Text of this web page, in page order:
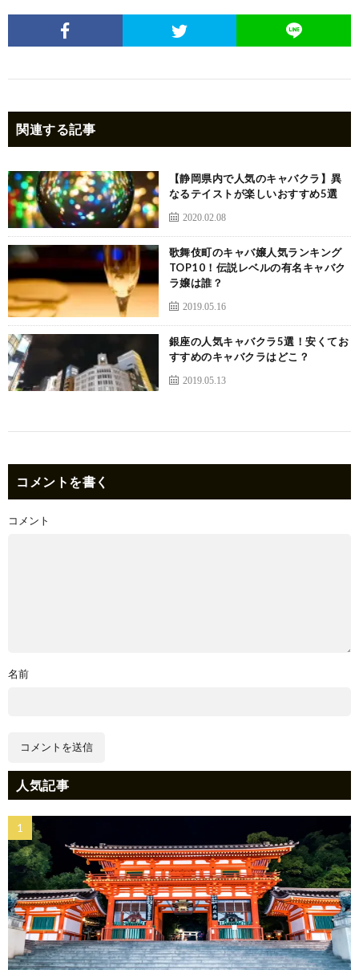
関連する記事
【静岡県内で人気のキャバクラ】異
なるテイストが楽しいおすすめ5選
2020.02.08
歌舞伎町のキャバ嬢人気ランキング
TOP10！伝説レベルの有名キャバク
ラ嬢は誰？
2019.05.16
銀座の人気キャバクラ5選！安くてお
すすめのキャバクラはどこ？
2019.05.13
コメントを書く
コメント
名前
人気記事